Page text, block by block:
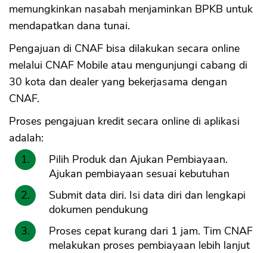
memungkinkan nasabah menjaminkan BPKB untuk
mendapatkan dana tunai.
Pengajuan di CNAF bisa dilakukan secara online
melalui CNAF Mobile atau mengunjungi cabang di
30 kota dan dealer yang bekerjasama dengan
CNAF.
Proses pengajuan kredit secara online di aplikasi
adalah:
Pilih Produk dan Ajukan Pembiayaan.
Ajukan pembiayaan sesuai kebutuhan
Submit data diri. Isi data diri dan lengkapi
dokumen pendukung
Proses cepat kurang dari 1 jam. Tim CNAF
melakukan proses pembiayaan lebih lanjut